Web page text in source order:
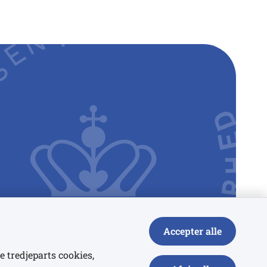
tredjeparts cookies,
Accepter alle